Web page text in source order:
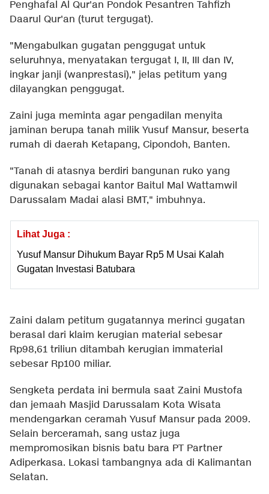
Penghafal Al Qur'an Pondok Pesantren Tahfizh
Daarul Qur'an (turut tergugat).
"Mengabulkan gugatan penggugat untuk
seluruhnya, menyatakan tergugat I, II, III dan IV,
ingkar janji (wanprestasi)," jelas petitum yang
dilayangkan penggugat.
Zaini juga meminta agar pengadilan menyita
jaminan berupa tanah milik Yusuf Mansur, beserta
rumah di daerah Ketapang, Cipondoh, Banten.
"Tanah di atasnya berdiri bangunan ruko yang
digunakan sebagai kantor Baitul Mal Wattamwil
Darussalam Madai alasi BMT," imbuhnya.
Lihat Juga :
Yusuf Mansur Dihukum Bayar Rp5 M Usai Kalah
Gugatan Investasi Batubara
Zaini dalam petitum gugatannya merinci gugatan
berasal dari klaim kerugian material sebesar
Rp98,61 triliun ditambah kerugian immaterial
sebesar Rp100 miliar.
Sengketa perdata ini bermula saat Zaini Mustofa
dan jemaah Masjid Darussalam Kota Wisata
mendengarkan ceramah Yusuf Mansur pada 2009.
Selain berceramah, sang ustaz juga
mempromosikan bisnis batu bara PT Partner
Adiperkasa. Lokasi tambangnya ada di Kalimantan
Selatan.